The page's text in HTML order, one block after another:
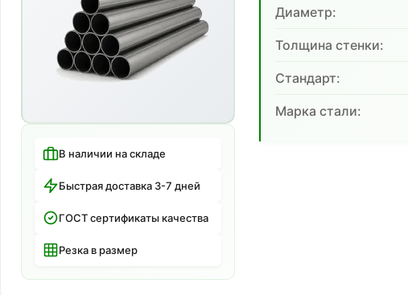
В наличии на складе
Быстрая доставка 3-7 дней
ГОСТ сертификаты качества
Резка в размер
Диаметр:
Толщина стенки:
Cтандарт:
Марка стали: